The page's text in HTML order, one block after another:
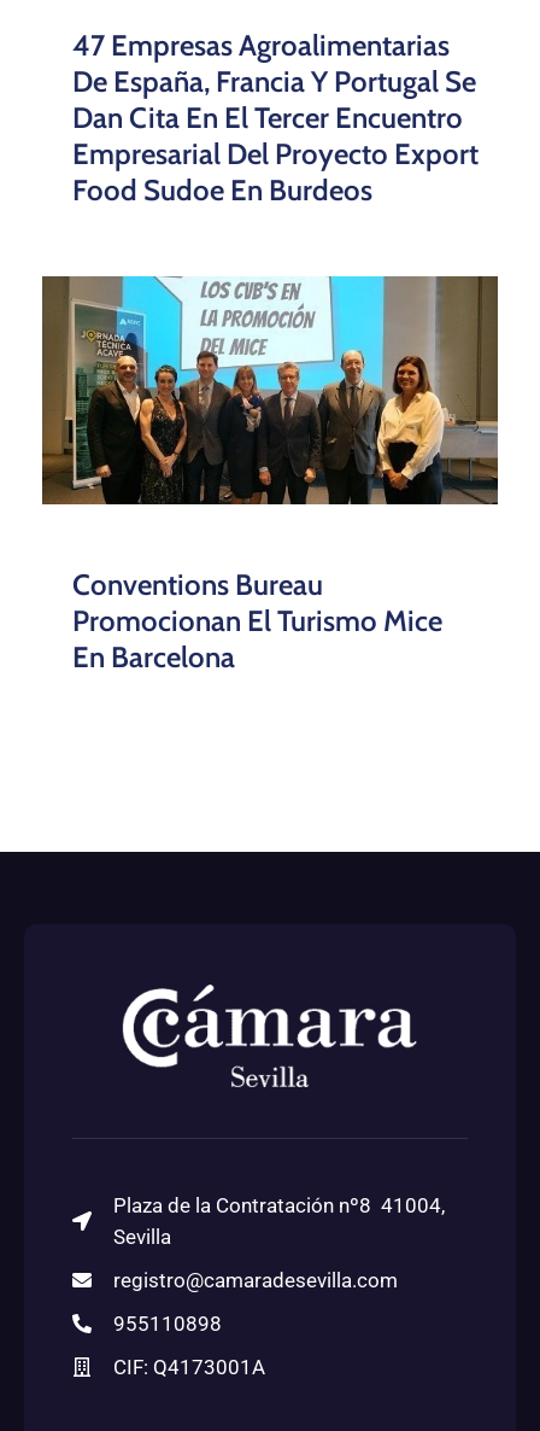
47 Empresas Agroalimentarias
De España, Francia Y Portugal Se
Dan Cita En El Tercer Encuentro
Empresarial Del Proyecto Export
Food Sudoe En Burdeos
Conventions Bureau
Promocionan El Turismo Mice
En Barcelona
Plaza de la Contratación nº8 41004,
Sevilla
registro@camaradesevilla.com
955110898
CIF: Q4173001A